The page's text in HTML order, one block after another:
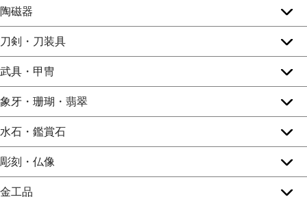
陶磁器
刀剣・刀装具
武具・甲冑
象牙・珊瑚・翡翠
水石・鑑賞石
彫刻・仏像
金工品